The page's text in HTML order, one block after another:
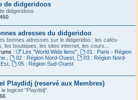
de didgeridoos
didgeridoos
450
adresses du didgeridoo
bonnes adresses sur le didgeridoo : les cafés-
les boutiques, les sites internet, les cours...
:
Les "World Wide liens",
01 : Paris - Région
02 : Région Nord-Ouest,
03 : Région Nord-
,
05 : Région Sud-Ouest
Playdidj (reservé aux Membres)
logiciel "Playdidj".
66